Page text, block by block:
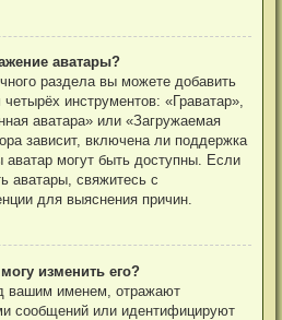
аватары?
раздела вы можете добавить
инструментов: «Граватар»,
аватара» или «Загружаемая
зависит, включена ли поддержка
аватар могут быть доступны. Если
аватары, свяжитесь с
для выяснения причин.
изменить его?
вашим именем, отражают
сообщений или идентифицируют